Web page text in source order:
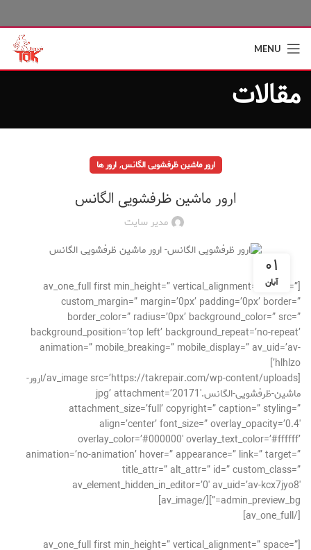
MENU
مقالات
ارور ماشین ظرفشویی الگانس,ارور ها
ارور ماشین ظرفشویی الگانس
مدیر سایت
۰۱
آبان
[av_one_full first min_height=” vertical_alignment=” space=”
custom_margin=” margin=’0px’ padding=’0px’ border=”
border_color=” radius=’0px’ background_color=” src=”
background_position=’top left’ background_repeat=’no-repeat’
animation=” mobile_breaking=” mobile_display=” av_uid=’av-
hlhlzo’]
[av_image src=’https://takrepair.com/wp-content/uploads/ارور-
ماشین-ظرفشویی-الگانس.jpg’ attachment=’20171′
attachment_size=’full’ copyright=” caption=” styling=”
align=’center’ font_size=” overlay_opacity=’0.4′
overlay_color=’#000000′ overlay_text_color=’#ffffff’
animation=’no-animation’ hover=” appearance=” link=” target=”
title_attr=” alt_attr=” id=” custom_class=”
av_element_hidden_in_editor=’0′ av_uid=’av-kcx7jyo8′
admin_preview_bg=”][/av_image]
[/av_one_full]
[av_one_full first min_height=” vertical_alignment=” space=”